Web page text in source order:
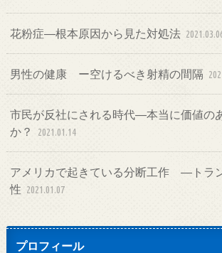
花粉症―根本原因から見た対処法
男性の健康 ー空けるべき射精の間隔
市民が反社にされる時代―本当に価値の
か？
2021.01.14
アメリカで起きている分断工作 ―トラ
性 2021.01.07
プロフィール